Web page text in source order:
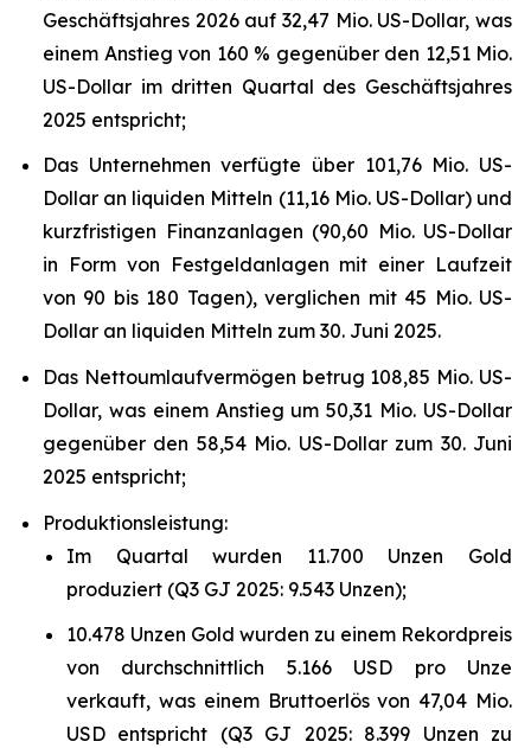
Geschäftsjahres 2026 auf 32,47 Mio. US-Dollar, was
einem Anstieg von 160 % gegenüber den 12,51 Mio.
US-Dollar im dritten Quartal des Geschäftsjahres
2025 entspricht;
Das Unternehmen verfügte über 101,76 Mio. US-
Dollar an liquiden Mitteln (11,16 Mio. US-Dollar) und
kurzfristigen Finanzanlagen (90,60 Mio. US-Dollar
in Form von Festgeldanlagen mit einer Laufzeit
von 90 bis 180 Tagen), verglichen mit 45 Mio. US-
Dollar an liquiden Mitteln zum 30. Juni 2025.
Das Nettoumlaufvermögen betrug 108,85 Mio. US-
Dollar, was einem Anstieg um 50,31 Mio. US-Dollar
gegenüber den 58,54 Mio. US-Dollar zum 30. Juni
2025 entspricht;
Produktionsleistung:
Im Quartal wurden 11.700 Unzen Gold
produziert (Q3 GJ 2025: 9.543 Unzen);
10.478 Unzen Gold wurden zu einem Rekordpreis
von durchschnittlich 5.166 USD pro Unze
verkauft, was einem Bruttoerlös von 47,04 Mio.
USD entspricht (Q3 GJ 2025: 8.399 Unzen zu